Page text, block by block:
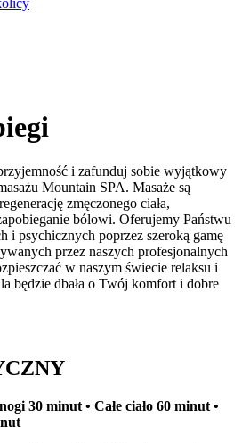
i zafunduj sobie wyjątkowy
Mountain SPA. Masaże są
zmęczonego ciała,
bólowi. Oferujemy Państwu
i psychicznych poprzez szeroką gamę
przez naszych profesjonalnych
w naszym świecie relaksu i
będzie dbała o Twój komfort i dobre
30 minut • Całe ciało 60 minut •